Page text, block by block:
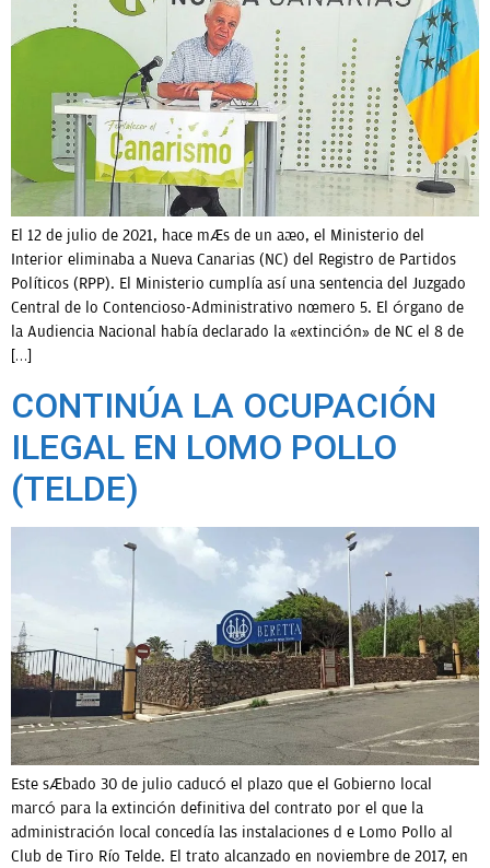
El 12 de julio de 2021, hace más de un año, el Ministerio del
Interior eliminaba a Nueva Canarias (NC) del Registro de Partidos
Políticos (RPP). El Ministerio cumplía así una sentencia del Juzgado
Central de lo Contencioso-Administrativo número 5. El órgano de
la Audiencia Nacional había declarado la «extinción» de NC el 8 de
[…]
CONTINÚA LA OCUPACIÓN
ILEGAL EN LOMO POLLO
(TELDE)
Este sábado 30 de julio caducó el plazo que el Gobierno local
marcó para la extinción definitiva del contrato por el que la
administración local concedía las instalaciones d e Lomo Pollo al
Club de Tiro Río Telde. El trato alcanzado en noviembre de 2017, en